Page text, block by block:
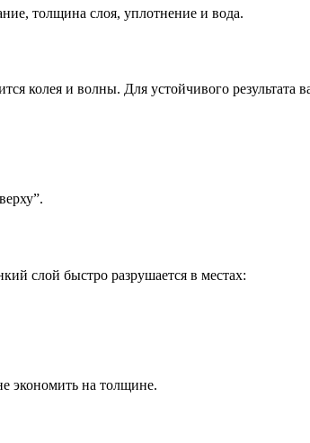
толщина слоя, уплотнение и вода.
колея и волны. Для устойчивого результата
слой быстро разрушается в местах:
экономить на толщине.